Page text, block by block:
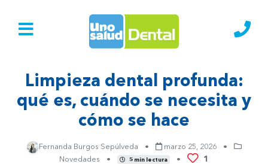
Limpieza dental profunda:
qué es, cuándo se necesita y
cómo se hace
Fernanda Burgos Sepúlveda • marzo 25, 2026
•
Novedades
• 5 min lectura • 1